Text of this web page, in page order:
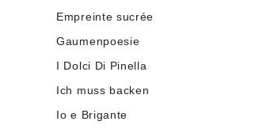
Empreinte sucrée
Gaumenpoesie
I Dolci Di Pinella
Ich muss backen
Io e Brigante